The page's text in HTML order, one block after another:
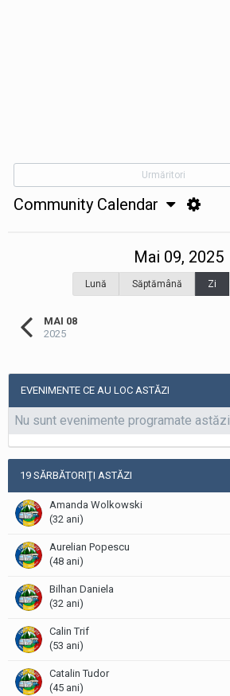
Urmăritori
Community Calendar
MAI 08
2025
Mai 09, 2025
Lună Săptămână Zi
EVENIMENTE CE AU LOC ASTĂZI
Nu sunt evenimente programate astăzi
19 SĂRBĂTORIŢI ASTĂZI
Amanda Wolkowski
(32 ani)
Aurelian Popescu
(48 ani)
Bilhan Daniela
(32 ani)
Calin Trif
(53 ani)
Catalin Tudor
(45 ani)